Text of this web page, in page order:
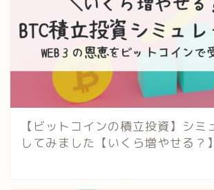
【ビットコインの積立投資】シミ
してみました【いくら増やせる？】